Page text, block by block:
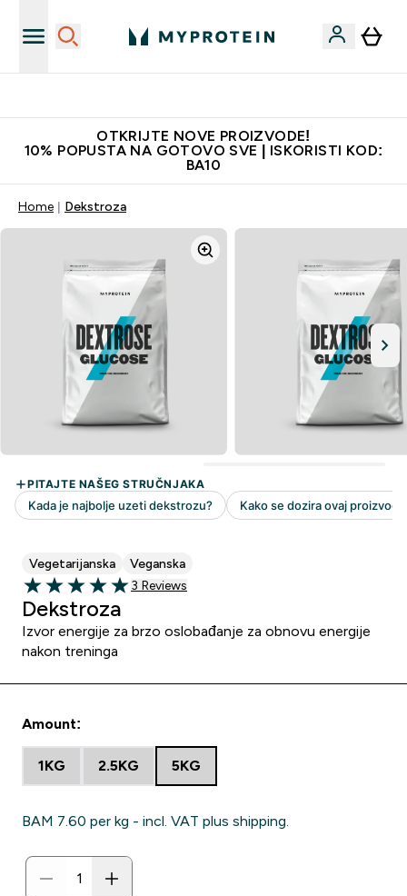
OTKRIJTE NOVE PROIZVODE!
10% POPUSTA NA GOTOVO SVE | ISKORISTI KOD:
BA10
Home Dekstroza
Vegetarijanska Veganska
5 out of 5 stars
3 customer reviews
3 Reviews
Dekstroza
Izvor energije za brzo oslobađanje za obnovu energije
nakon treninga
Amount:
1KG 2.5KG 5KG
BAM 7.60‎ per kg - incl. VAT plus shipping.